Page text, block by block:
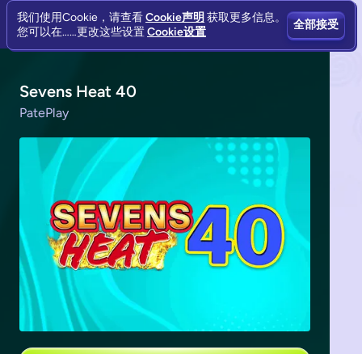
Sevens Heat 40
PatePlay
我们使用Cookie，请查看Cookie声明 获取更多信息。
您可以在……更改这些设置Cookie设置
全部接受